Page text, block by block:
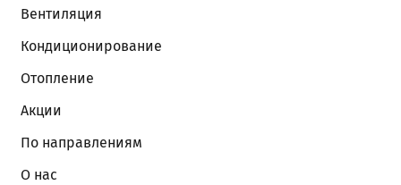
Вентиляция
Кондиционирование
Отопление
Акции
По направлениям
О нас